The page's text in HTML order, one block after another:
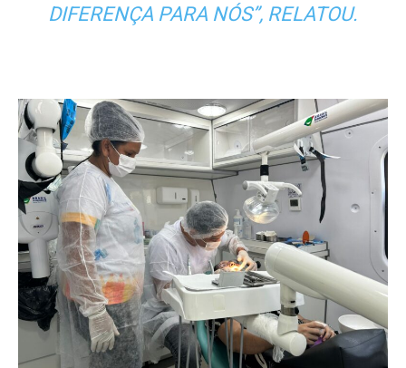
DIFERENÇA PARA NÓS”, RELATOU.